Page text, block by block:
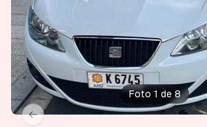
Previous slide
slide
Foto 1 de 8